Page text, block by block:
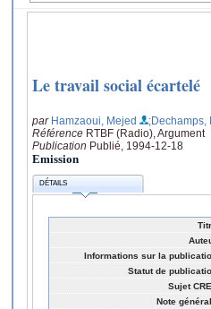
Le travail social écartelé
par Hamzaoui, Mejed
;Dechamps,
Référence RTBF (Radio), Argument
Publication Publié, 1994-12-18
Emission
DÉTAILS
Informations sur la
Statut de
Sujet
Note